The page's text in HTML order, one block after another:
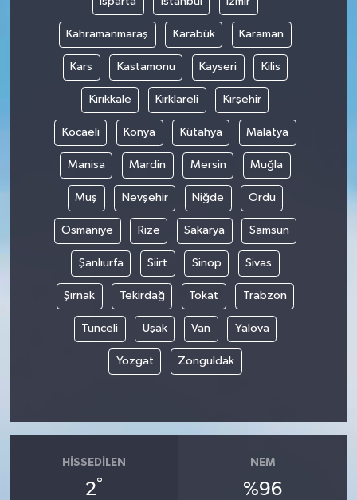
Kahramanmaraş Karabük Karaman
Kars Kastamonu Kayseri Kilis
Kırıkkale Kırklareli Kırşehir
Kocaeli Konya Kütahya Malatya
Manisa Mardin Mersin Muğla
Muş Nevşehir Niğde Ordu
Osmaniye Rize Sakarya Samsun
Şanlıurfa Siirt Sinop Sivas
Şırnak Tekirdağ Tokat Trabzon
Tunceli Uşak Van Yalova
Yozgat Zonguldak
HISSEDILEN
2°
NEM
%96